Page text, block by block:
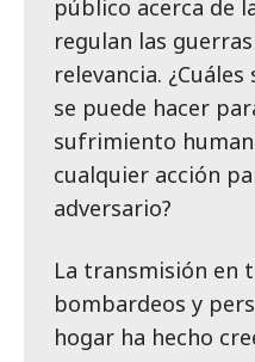
público acerca de
regulan las
relevancia.
se puede hacer
sufrimiento
cualquier acción
adversario?
La transmisión en
bombardeos y
hogar ha hecho